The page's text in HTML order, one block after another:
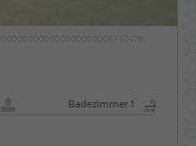
Badezimmer 1